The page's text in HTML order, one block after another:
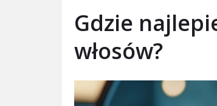
Gdzie
włosów?